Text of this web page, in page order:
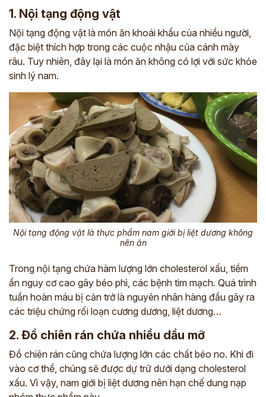
1. Nội tạng động vật
Nội tạng động vật là món ăn khoái khẩu của nhiều người,
đặc biệt thích hợp trong các cuộc nhậu của cánh mày
râu. Tuy nhiên, đây lại là món ăn không có lợi với sức khỏe
sinh lý nam.
Nội tạng động vật là thực phẩm nam giới bị liệt dương không
nên ăn
Trong nội tạng chứa hàm lượng lớn cholesterol xấu, tiềm
ẩn nguy cơ cao gây béo phì, các bệnh tim mạch. Quá trình
tuần hoàn máu bị cản trở là nguyên nhân hàng đầu gây ra
các triệu chứng rối loạn cương dương, liệt dương…
2. Đồ chiên rán chứa nhiều dầu mỡ
Đồ chiên rán cũng chứa lượng lớn các chất béo no. Khi đi
vào cơ thể, chúng sẽ được dự trữ dưới dạng cholesterol
xấu. Vì vậy, nam giới bị liệt dương nên hạn chế dung nạp